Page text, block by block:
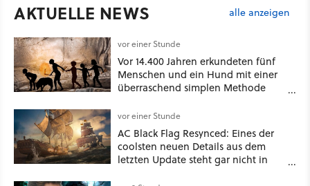
AKTUELLE NEWS alle anzeigen
vor einer Stunde
Vor 14.400 Jahren erkundeten fünf
Menschen und ein Hund mit einer
überraschend simplen Methode
Spuren für die Ewigkeit
vor einer Stunde
AC Black Flag Resynced: Eines der
coolsten neuen Details aus dem
letzten Update steht gar nicht in